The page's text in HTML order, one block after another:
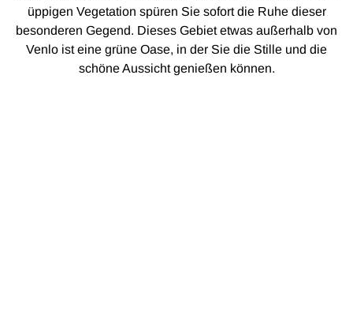
üppigen Vegetation spüren Sie sofort die Ruhe dieser
besonderen Gegend. Dieses Gebiet etwas außerhalb von
Venlo ist eine grüne Oase, in der Sie die Stille und die
schöne Aussicht genießen können.